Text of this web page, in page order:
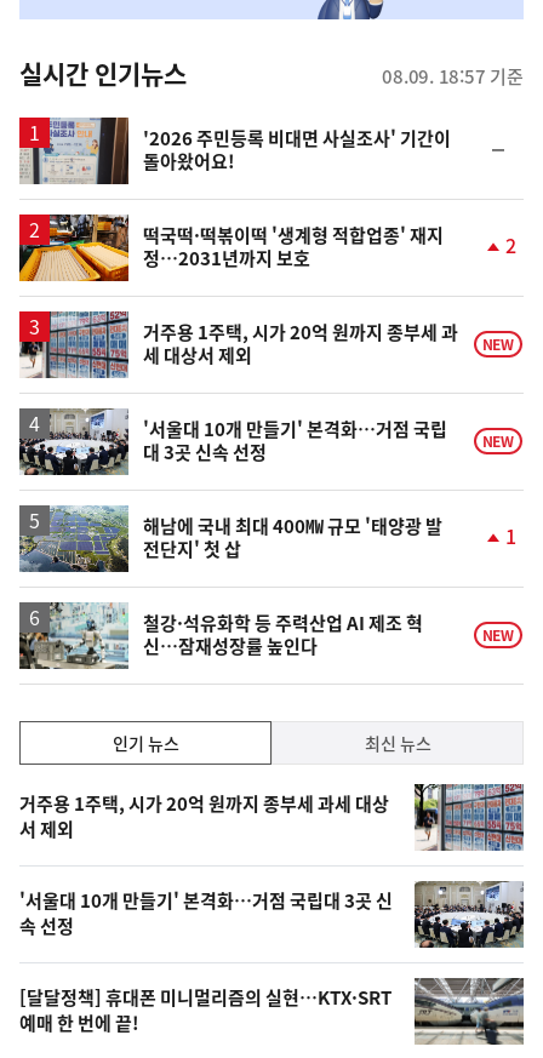
뉴
스
실시간 인기뉴스 08.09. 18:57 기준
'2026 주민등록 비대면 사실조사' 기간이
돌아왔어요!
일
떡국떡·떡볶이떡 '생계형 적합업종' 재지
정…2031년까지 보호
상
승
2
거주용 1주택, 시가 20억 원까지 종부세 과
세 대상서 제외
NEW
'서울대 10개 만들기' 본격화…거점 국립
대 3곳 신속 선정
NEW
해남에 국내 최대 400㎿ 규모 '태양광 발
전단지' 첫 삽
상
승
1
철강·석유화학 등 주력산업 AI 제조 혁
신…잠재성장률 높인다
NEW
기,
최
신,
오
늘
의
영
상
인기 뉴스 최신 뉴스
인
기
뉴
스
거주용 1주택, 시가 20억 원까지 종부세 과세 대상
서 제외
'서울대 10개 만들기' 본격화…거점 국립대 3곳 신
속 선정
[달달정책] 휴대폰 미니멀리즘의 실현…KTX·SRT
예매 한 번에 끝!